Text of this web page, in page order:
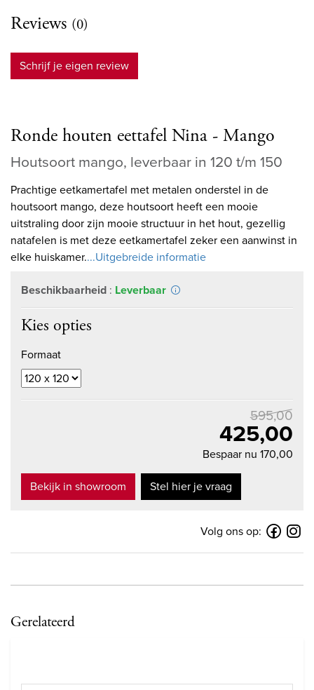
Reviews (0)
Schrijf je eigen review
Ronde houten eettafel Nina - Mango
Houtsoort mango, leverbaar in 120 t/m 150
Prachtige eetkamertafel met metalen onderstel in de
houtsoort mango, deze houtsoort heeft een mooie
uitstraling door zijn mooie structuur in het hout, gezellig
natafelen is met deze eetkamertafel zeker een aanwinst in
elke huiskamer....Uitgebreide informatie
Beschikbaarheid : Leverbaar
Kies opties
Formaat
595,00
425,00
Bespaar nu 170,00
Bekijk in showroom
Stel hier je vraag
Volg ons op:
Gerelateerd